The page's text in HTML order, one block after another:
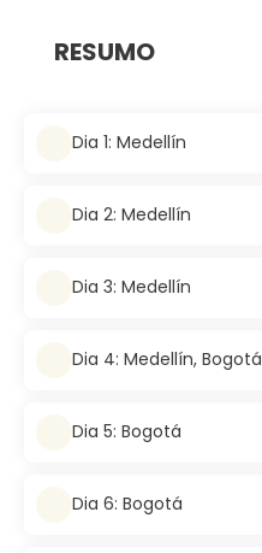
RESUMO
Dia 1: Medellín
Dia 2: Medellín
Dia 3: Medellín
Dia 4: Medellín, Bogotá
Dia 5: Bogotá
Dia 6: Bogotá